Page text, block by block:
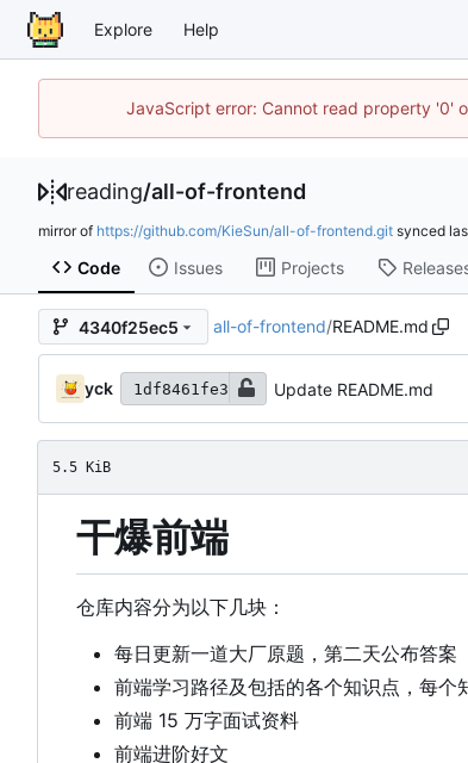
Explore Help
JavaScript error: Cannot read property '0'
reading/all-of-frontend
mirror of https://github.com/KieSun/all-of-frontend.git synced
Code Issues Projects
4340f25ec5 all-of-frontend/README.md
yck 1df8461fe3 Update README.md
5.5 KiB
干爆前端
仓库内容分为以下几块：
每日更新一道大厂原题，第二天公布答案
前端学习路径及包括的各个知识点，每个
前端 15 万字面试资料
前端进阶好文